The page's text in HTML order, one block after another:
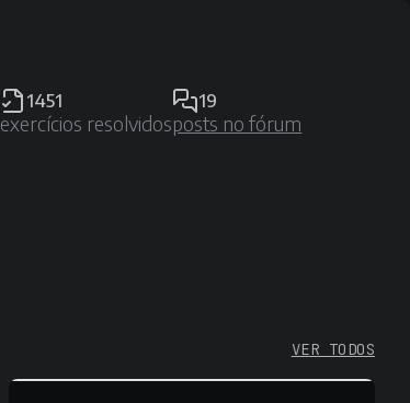
1451
exercícios resolvidos
19
posts no fórum
VER TODOS